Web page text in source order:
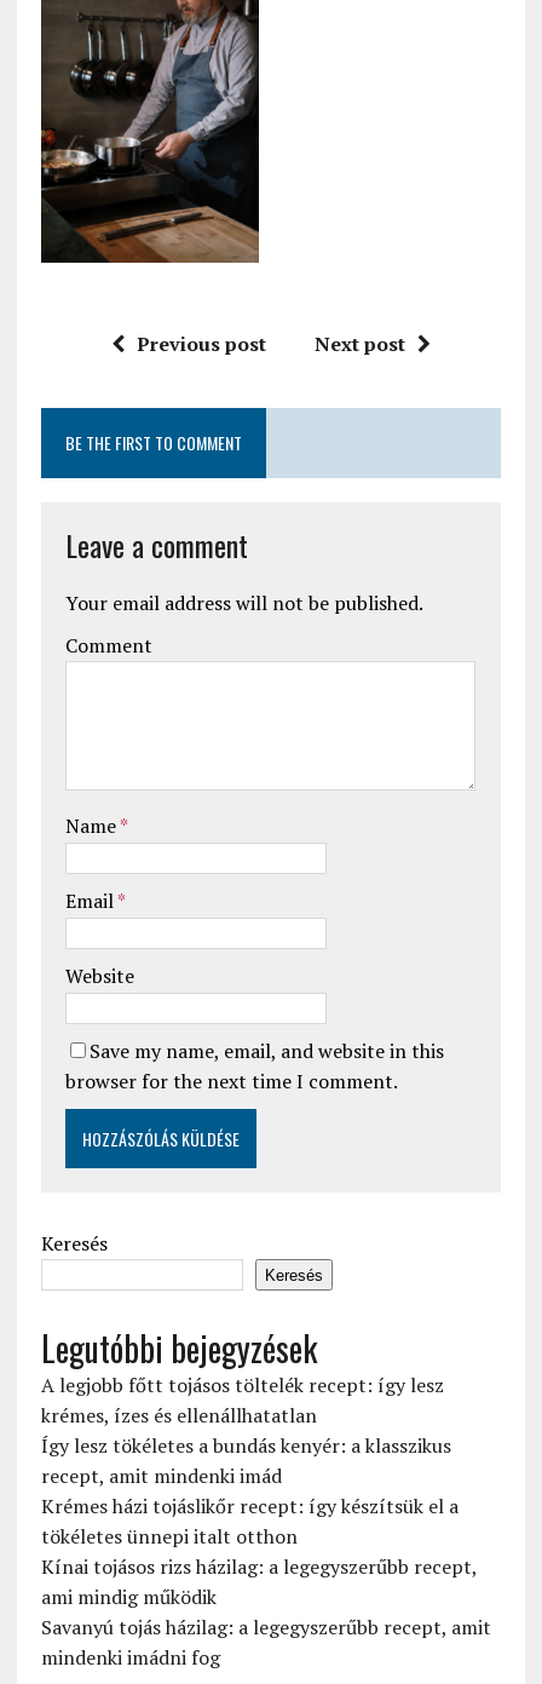
Previous post Next post
BE THE FIRST TO COMMENT
Leave a comment
Your email address will not be published.
Comment
Name*
Email*
Website
Save my name, email, and website in this
browser for the next time I comment.
Keresés
Keresés
Legutóbbi bejegyzések
A legjobb főtt tojásos töltelék recept: így lesz
krémes, ízes és ellenállhatatlan
Így lesz tökéletes a bundás kenyér: a klasszikus
recept, amit mindenki imád
Krémes házi tojáslikőr recept: így készítsük el a
tökéletes ünnepi italt otthon
Kínai tojásos rizs házilag: a legegyszerűbb recept,
ami mindig működik
Savanyú tojás házilag: a legegyszerűbb recept, amit
mindenki imádni fog